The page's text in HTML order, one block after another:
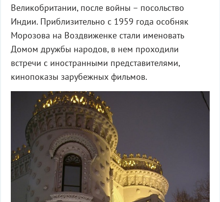
Великобритании, после войны – посольство
Индии. Приблизительно с 1959 года особняк
Морозова на Воздвиженке стали именовать
Домом дружбы народов, в нем проходили
встречи с иностранными представителями,
кинопоказы зарубежных фильмов.